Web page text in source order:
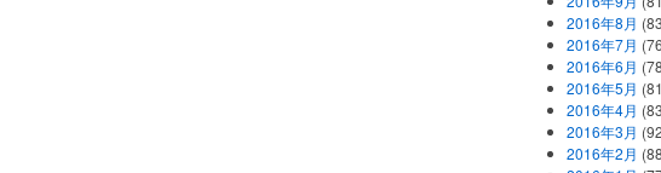
2016年8月
2016年7月
2016年6月
2016年5月
2016年4月
2016年3月
2016年2月